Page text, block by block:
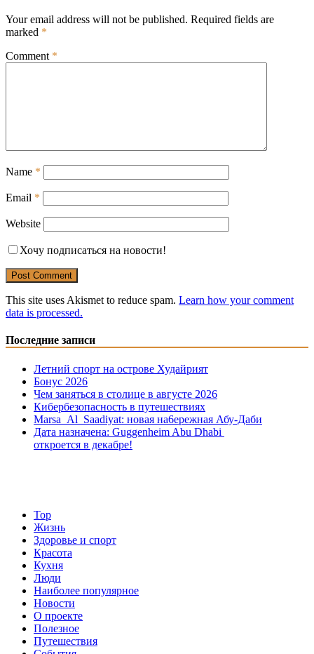
Your email address will not be published. Required fields are
marked *
Comment *
Name *
Email *
Website
Хочу подписаться на новости!
This site uses Akismet to reduce spam. Learn how your comment
data is processed.
Последние записи
Летний спорт на острове Худайрият
Бонус 2026
Чем заняться в столице в августе 2026
Кибербезопасность в путешествиях
Marsa Al Saadiyat: новая на6ережная Абу-Даби
Дата назначена: Guggenheim Abu Dhabi
откроется в декабре!
Top
Жизнь
Здоровье и спорт
Красота
Кухня
Люди
Наиболее популярное
Новости
О проекте
Полезное
Путешествия